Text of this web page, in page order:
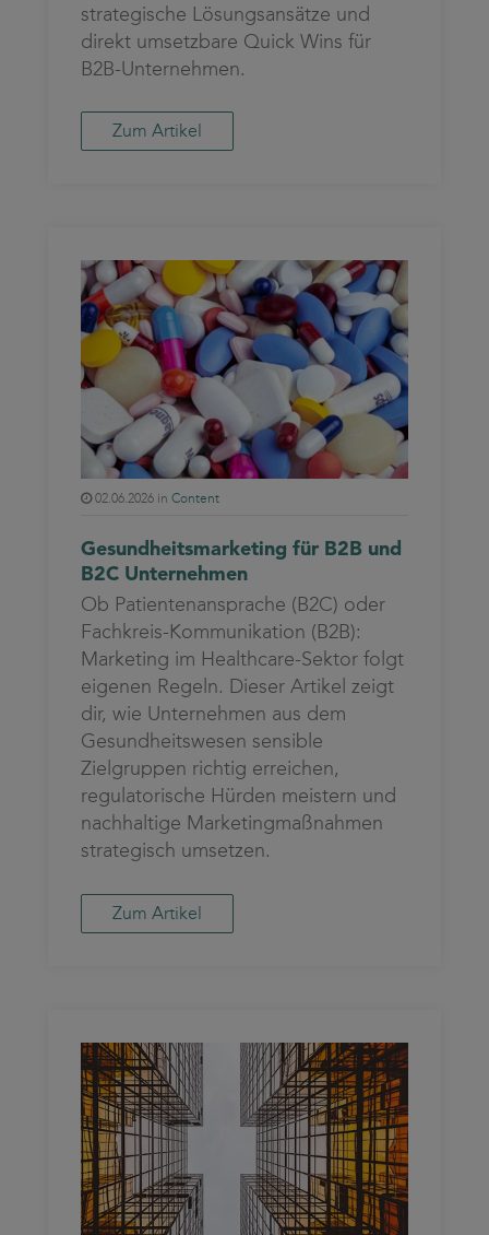
strategische Lösungsansätze und
direkt umsetzbare Quick Wins für
B2B-Unternehmen.
Zum Artikel
02.06.2026 in Content
Gesundheitsmarketing für B2B und
B2C Unternehmen
Ob Patientenansprache (B2C) oder
Fachkreis-Kommunikation (B2B):
Marketing im Healthcare-Sektor folgt
eigenen Regeln. Dieser Artikel zeigt
dir, wie Unternehmen aus dem
Gesundheitswesen sensible
Zielgruppen richtig erreichen,
regulatorische Hürden meistern und
nachhaltige Marketingmaßnahmen
strategisch umsetzen.
Zum Artikel